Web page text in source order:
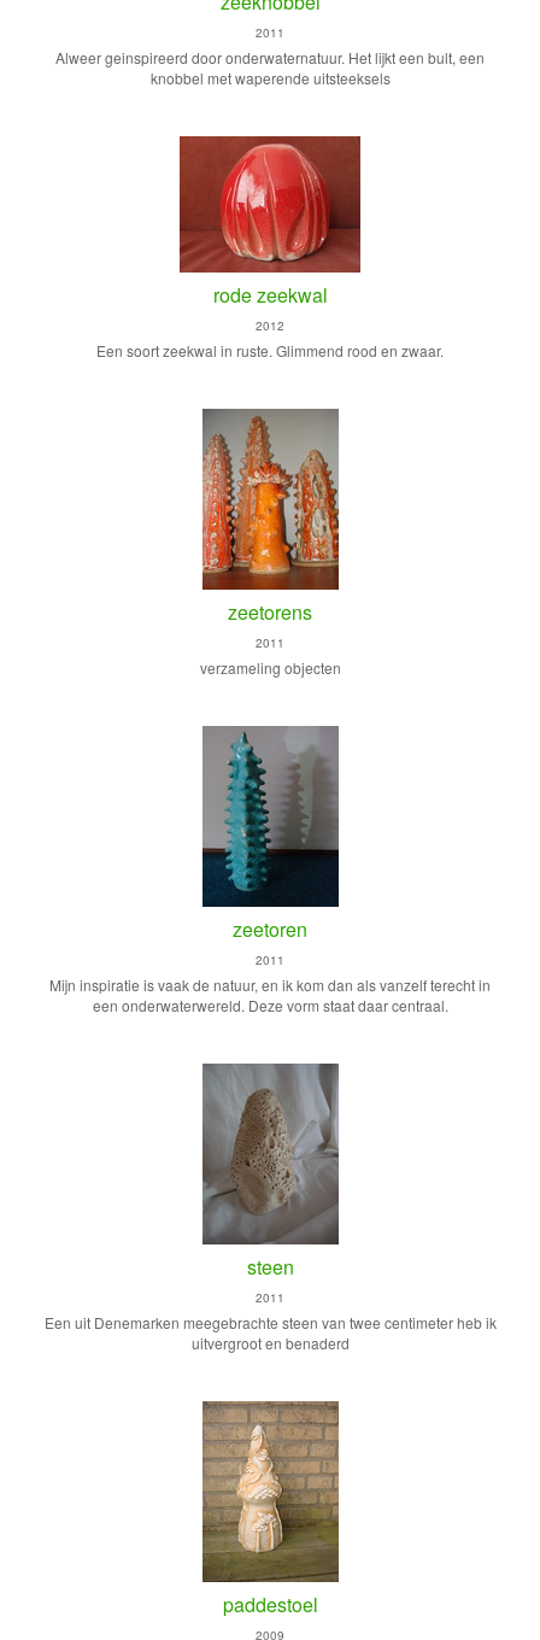
2011
Alweer geinspireerd door onderwaternatuur. Het lijkt een bult, een
knobbel met waperende uitsteeksels
rode zeekwal
2012
Een soort zeekwal in ruste. Glimmend rood en zwaar.
zeetorens
2011
verzameling objecten
zeetoren
2011
Mijn inspiratie is vaak de natuur, en ik kom dan als vanzelf terecht in
een onderwaterwereld. Deze vorm staat daar centraal.
steen
2011
Een uit Denemarken meegebrachte steen van twee centimeter heb ik
uitvergroot en benaderd
paddestoel
2009